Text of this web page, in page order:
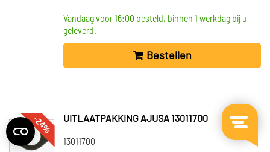
Vandaag voor 16:00 besteld, binnen 1 werkdag bij u
geleverd.
Bestellen
-24% UITLAATPAKKING AJUSA 13011700
13011700